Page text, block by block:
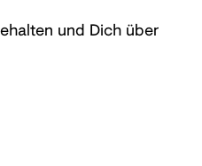
und Dich über